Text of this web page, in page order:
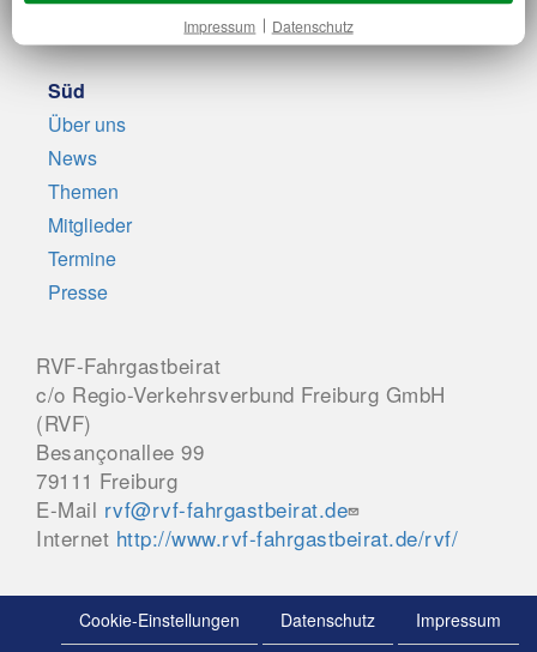
Impressum Datenschutz
Presse
Süd
Über uns
News
Themen
Mitglieder
Termine
Presse
RVF-Fahrgastbeirat
c/o Regio-Verkehrsverbund Freiburg GmbH
(RVF)
Besançonallee 99
79111 Freiburg
E-Mail rvf@rvf-fahrgastbeirat.de
Internet http://www.rvf-fahrgastbeirat.de/rvf/
MenuCookie-Einstellungen Datenschutz Impressum